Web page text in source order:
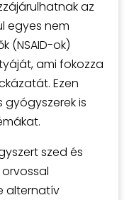
az
egyes nem
(NSAID-ok)
ami fokozza
Ezen
is
szed és
alternatív